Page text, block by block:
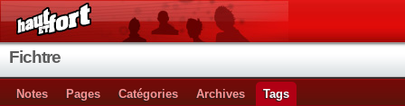
Fichtre
Notes Pages Catégories Archives Tags